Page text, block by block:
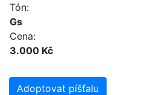
Tón:
Gs
Cena:
3.000 Kč
Adoptovat píšťalu